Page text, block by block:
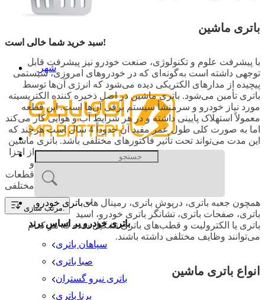
سبد خرید شما خالی است!
شهر
باتری خودرو
باتری خودرو بر اساس برند
سپاهان باتری
صبا باتری
باتری نیرو گستران
برنا باتری
مرتب سازی:
باتری ماشین
با پیشرفت علوم و تکنولوژی، صنعت خودرو نیز پیشرفت قابل
توجهی داشته است به‌گونه‌ای که در خودروهای امروزی، سیستمی
پیچیده از مدارهای الکتریکی دیده می‌‌شود که انرژی آن‌ها توسط
باتری تأمین می‌شود. باتری ماشین در اصل ذخیره کننده الکتریسیته
مورد نیاز خودرو و سرمنشأ سیستم برقی آن‌ها است. این قطعه
معمولاً استهلاک پایینی داشته و در هر شرایط آب و هوایی کار می‌کند
اما به صورت کلی طول عمر مفید آن حدوداً 4 سال است هرچند که
این مدت می‌تواند تحت تأثیر فاکتورهای مختلفی باشد. باتری ماشین
از اجزا
و
قطعات
مختلفی
همچون جعبه باتری، درپوش باتری، رمینال های
باتری، صفحات باتری، نشانگر باتری خودرو، اسید
باتری یا الکترولیت و قطب‌های باتری تشکیل شده که هر کدام
می‌توانند وظایف مختلفی داشته باشند.
انواع باتری ماشین